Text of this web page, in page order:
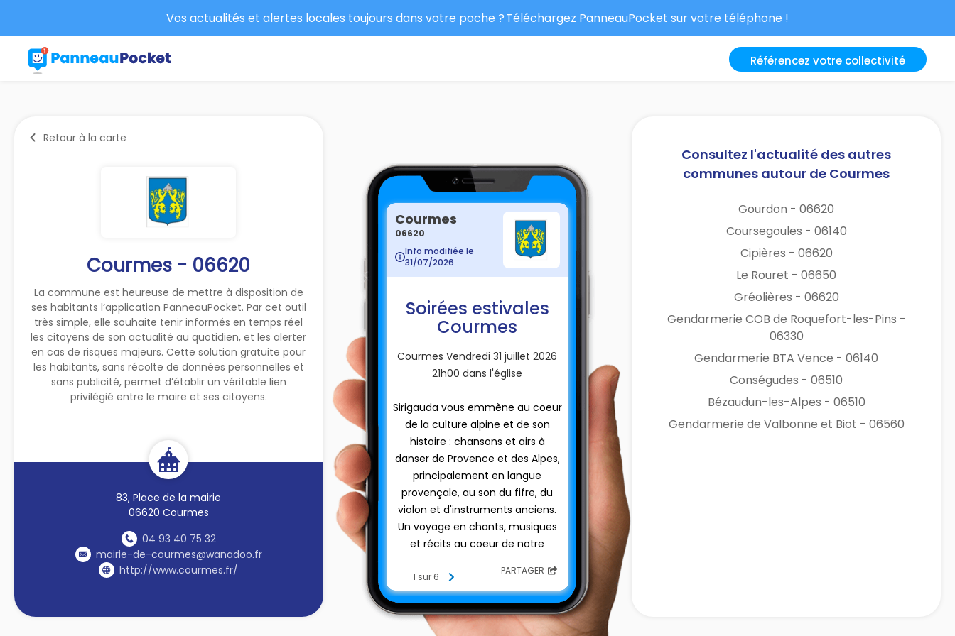
Vos actualités et alertes locales toujours dans votre poche ?Téléchargez PanneauPocket sur votre téléphone !
Référencez votre collectivité
Retour à la carte
Courmes - 06620
La commune est heureuse de mettre à disposition de
ses habitants l’application PanneauPocket. Par cet outil
très simple, elle souhaite tenir informés en temps réel
les citoyens de son actualité au quotidien, et les alerter
en cas de risques majeurs. Cette solution gratuite pour
les habitants, sans récolte de données personnelles et
sans publicité, permet d’établir un véritable lien
privilégié entre le maire et ses citoyens.
83, Place de la mairie
06620 Courmes
04 93 40 75 32
mairie-de-courmes@wanadoo.fr
http://www.courmes.fr/
Courmes
06620
Info modifiée le
31/07/2026
Soirées estivales
Courmes
Courmes Vendredi 31 juillet 2026
21h00 dans l'église
Sirigauda vous emmène au coeur
de la culture alpine et de son
histoire : chansons et airs à
danser de Provence et des Alpes,
principalement en langue
provençale, au son du fifre, du
violon et d'instruments anciens.
Un voyage en chants, musiques
et récits au coeur de notre
d’aujourd’hui. «Cant d’en Aut » : un
nouveau programme de
Sirigauda : d’où nous viennent nos
chants traditionnels des Alpes ? Et
1 sur 6 PARTAGER
Consultez l'actualité des autres
communes autour de Courmes
Gourdon - 06620
Coursegoules - 06140
Cipières - 06620
Le Rouret - 06650
Gréolières - 06620
Gendarmerie COB de Roquefort-les-Pins -
06330
Gendarmerie BTA Vence - 06140
Conségudes - 06510
Bézaudun-les-Alpes - 06510
Gendarmerie de Valbonne et Biot - 06560